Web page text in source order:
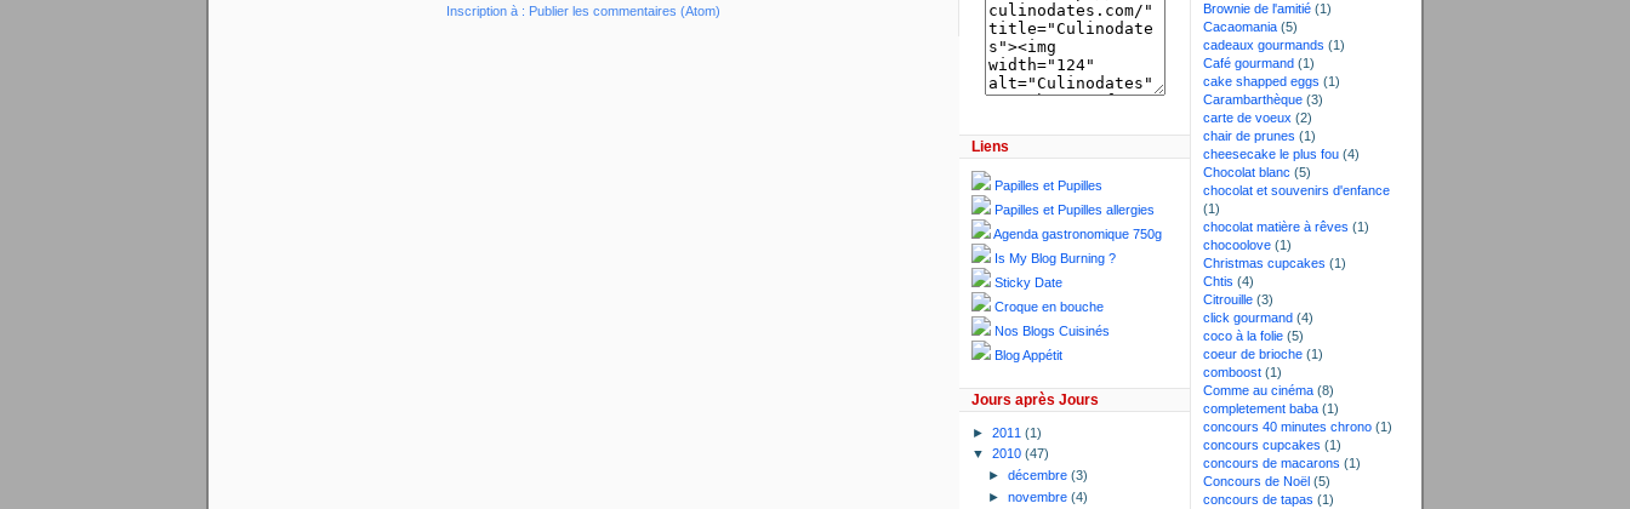
Inscription à : Publier les commentaires (Atom)
Liens
Papilles et Pupilles
Papilles et Pupilles allergies
Agenda gastronomique 750g
Is My Blog Burning ?
Sticky Date
Croque en bouche
Nos Blogs Cuisinés
Blog Appétit
Jours après Jours
► 2011 (1)
▼ 2010 (47)
► décembre (3)
► novembre (4)
Brownie de l'amitié (1)
Cacaomania (5)
cadeaux gourmands (1)
Café gourmand (1)
cake shapped eggs (1)
Carambarthèque (3)
carte de voeux (2)
chair de prunes (1)
cheesecake le plus fou (4)
Chocolat blanc (5)
chocolat et souvenirs d'enfance
(1)
chocolat matière à rêves (1)
chocoolove (1)
Christmas cupcakes (1)
Chtis (4)
Citrouille (3)
click gourmand (4)
coco à la folie (5)
coeur de brioche (1)
comboost (1)
Comme au cinéma (8)
completement baba (1)
concours 40 minutes chrono (1)
concours cupcakes (1)
concours de macarons (1)
Concours de Noël (5)
concours de tapas (1)